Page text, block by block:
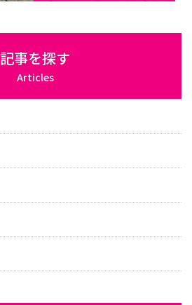
記事を探す
Articles